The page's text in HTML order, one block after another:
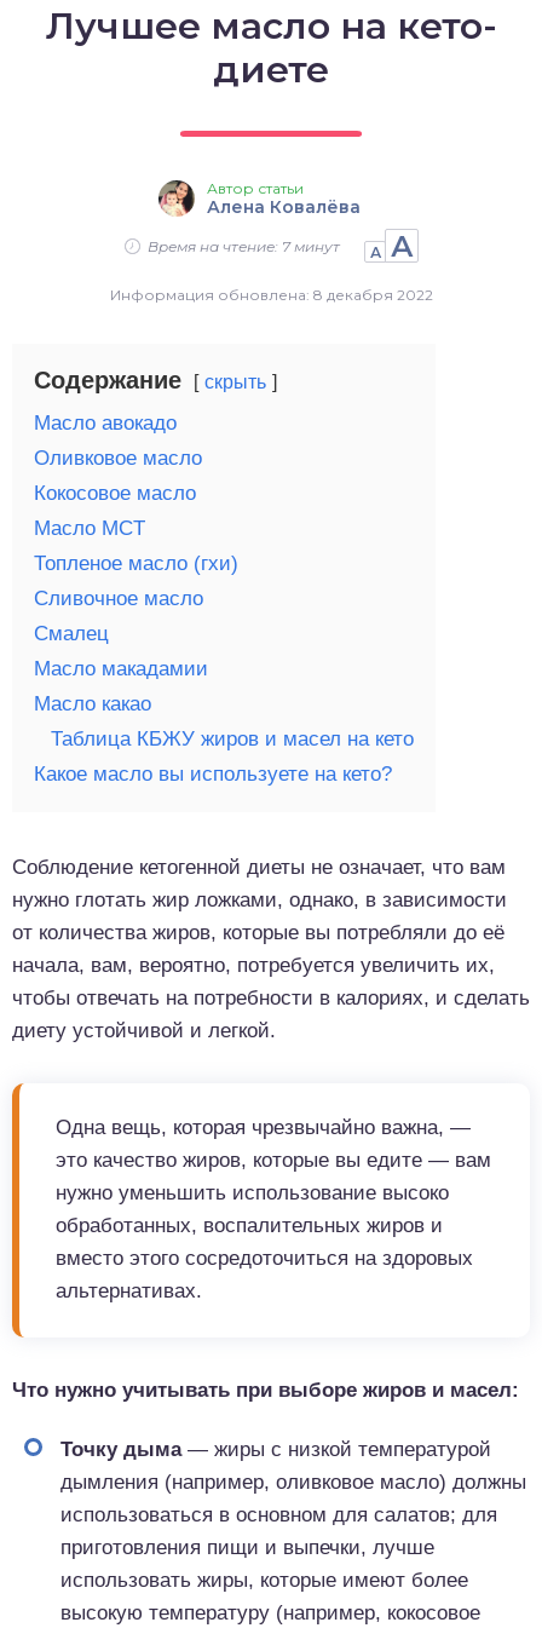
Лучшее масло на кето-
диете
Автор статьи
Алена Ковалёва
Время на чтение: 7 минут А А
Информация обновлена: 8 декабря 2022
Содержание скрыть
Масло авокадо
Оливковое масло
Кокосовое масло
Масло MCT
Топленое масло (гхи)
Сливочное масло
Смалец
Масло макадамии
Масло какао
Таблица КБЖУ жиров и масел на кето
Какое масло вы используете на кето?
Соблюдение кетогенной диеты не означает, что вам
нужно глотать жир ложками, однако, в зависимости
от количества жиров, которые вы потребляли до её
начала, вам, вероятно, потребуется увеличить их,
чтобы отвечать на потребности в калориях, и сделать
диету устойчивой и легкой.
Одна вещь, которая чрезвычайно важна, —
это качество жиров, которые вы едите — вам
нужно уменьшить использование высоко
обработанных, воспалительных жиров и
вместо этого сосредоточиться на здоровых
альтернативах.
Что нужно учитывать при выборе жиров и масел:
Точку дыма— жиры с низкой температурой
дымления (например, оливковое масло) должны
использоваться в основном для салатов; для
приготовления пищи и выпечки, лучше
использовать жиры, которые имеют более
высокую температуру (например, кокосовое
выпечка